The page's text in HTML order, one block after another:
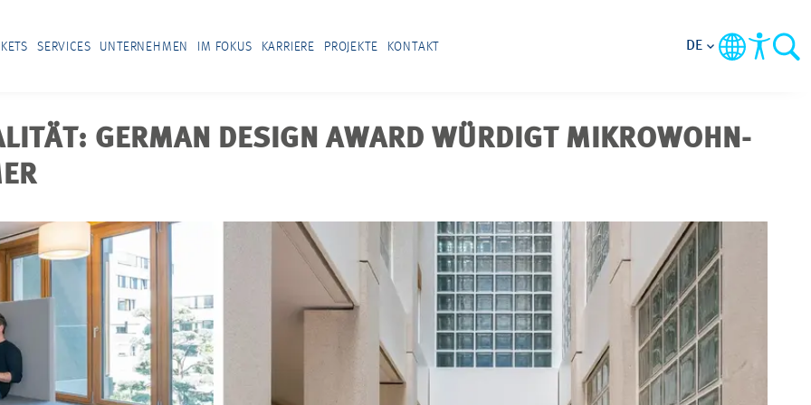
SERVICES UNTERNEHMEN IM FOKUS KARRIERE PROJEKTE KONTAKT DE
GERMAN DESIGN AWARD WÜRDIGT MIKROWOHN-